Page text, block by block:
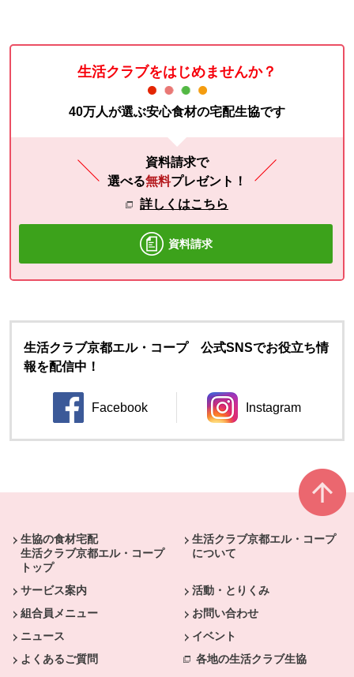
生活クラブをはじめませんか？
40万人が選ぶ安心食材の宅配生協です
資料請求で
選べる無料プレゼント！
詳しくはこちら
資料請求
生活クラブ京都エル・コープ 公式SNSでお役立ち情
報を配信中！
Facebook
別のウィンドウで開きます。
Instagram
別のウィンドウ
生協の食材宅配
生活クラブ京都エル・コープ
トップ
生活クラブ京都エル・コープ
について
サービス案内
活動・とりくみ
組合員メニュー
お問い合わせ
ニュース
イベント
よくあるご質問
各地の生活クラブ生協